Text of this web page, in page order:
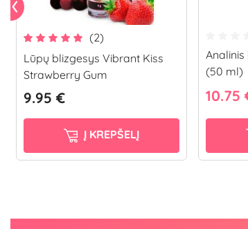
(2)
Lūpų blizgesys Vibrant Kiss
Strawberry Gum
9.95 €
Į KREPŠELĮ
(50 ml)
10.75